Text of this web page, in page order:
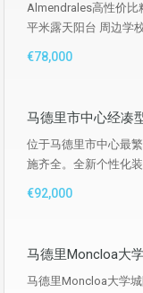
Almendrales高性价比
平米露天阳台 周边学
€78,000
马德里市中心经凑
位于马德里市中心最
施齐全。全新个性化
€92,000
马德里Moncloa大
马德里Moncloa大学